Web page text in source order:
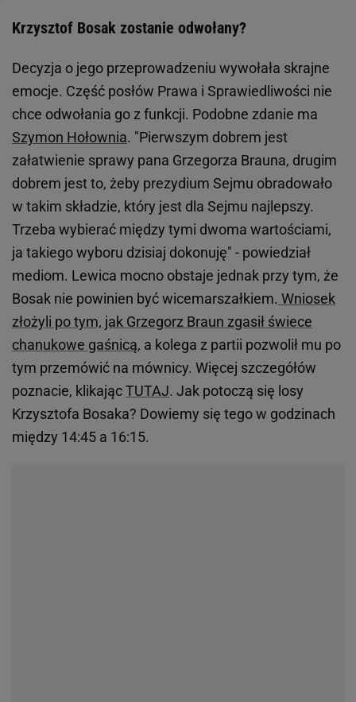
Krzysztof Bosak zostanie odwołany?
Decyzja o jego przeprowadzeniu wywołała skrajne
emocje. Część posłów Prawa i Sprawiedliwości nie
chce odwołania go z funkcji. Podobne zdanie ma
Szymon Hołownia. "Pierwszym dobrem jest
załatwienie sprawy pana Grzegorza Brauna, drugim
dobrem jest to, żeby prezydium Sejmu obradowało
w takim składzie, który jest dla Sejmu najlepszy.
Trzeba wybierać między tymi dwoma wartościami,
ja takiego wyboru dzisiaj dokonuję" - powiedział
mediom. Lewica mocno obstaje jednak przy tym, że
Bosak nie powinien być wicemarszałkiem. Wniosek
złożyli po tym, jak Grzegorz Braun zgasił świece
chanukowe gaśnicą, a kolega z partii pozwolił mu po
tym przemówić na mównicy. Więcej szczegółów
poznacie, klikającTUTAJ. Jak potoczą się losy
Krzysztofa Bosaka? Dowiemy się tego w godzinach
między 14:45 a 16:15.